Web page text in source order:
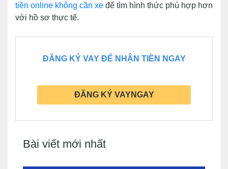
tiền online không cần xe để tìm hình thức phù hợp hơn
với hồ sơ thực tế.
ĐĂNG KÝ VAY ĐỂ NHẬN TIỀN NGAY
ĐĂNG KÝ VAYNGAY
Bài viết mới nhất